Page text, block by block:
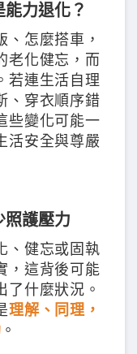
力退化？
、怎麼搭車，
老化健忘，而
若連生活自理
、穿衣順序錯
些變化可能一
活安全與尊嚴
照護壓力
、健忘或固執
，這背後可能
了什麼狀況。
理解、同理，
。